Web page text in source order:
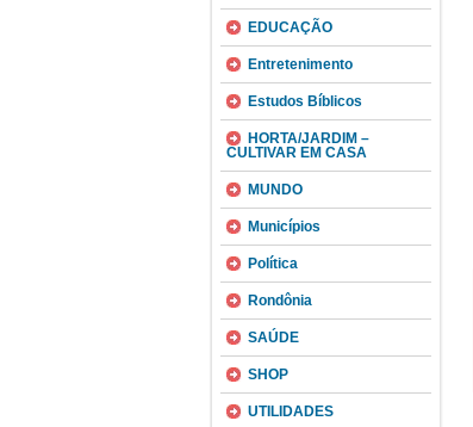
EDUCAÇÃO
Entretenimento
Estudos Bíblicos
HORTA/JARDIM –
CULTIVAR EM CASA
MUNDO
Municípios
Política
Rondônia
SAÚDE
SHOP
UTILIDADES